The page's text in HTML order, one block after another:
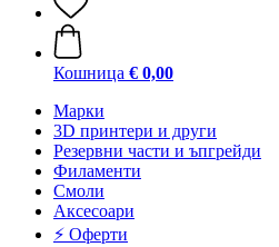
Кошница € 0,00
Mарки
3D принтери и други
Резервни части и ъпгрейди
Филаменти
Смоли
Аксесоари
⚡ Оферти